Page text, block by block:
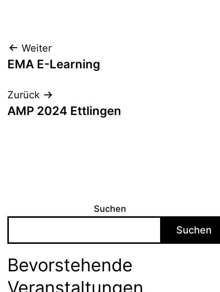
Beitragsnavigation
Weiter
EMA E-Learning
Zurück
AMP 2024 Ettlingen
Suchen
Suchen
Bevorstehende